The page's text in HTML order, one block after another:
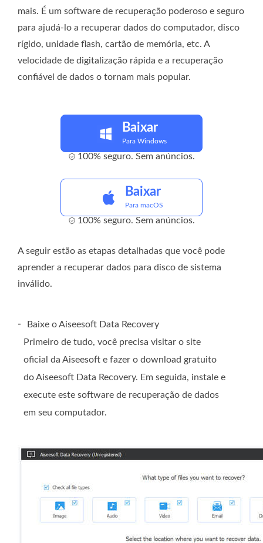
mais. É um software de recuperação poderoso e seguro
para ajudá-lo a recuperar dados do computador, disco
rígido, unidade flash, cartão de memória, etc. A
velocidade de digitalização rápida e a recuperação
confiável de dados o tornam mais popular.
Baixar
Para Windows
100% seguro. Sem anúncios.
Baixar
Para macOS
100% seguro. Sem anúncios.
A seguir estão as etapas detalhadas que você pode
aprender a recuperar dados para disco de sistema
inválido.
-
Baixe o Aiseesoft Data Recovery
Primeiro de tudo, você precisa visitar o site
oficial da Aiseesoft e fazer o download gratuito
do Aiseesoft Data Recovery. Em seguida, instale e
execute este software de recuperação de dados
em seu computador.